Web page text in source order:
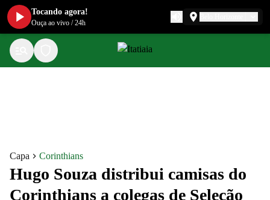
Capa Corinthians
Hugo Souza distribui camisas do
Corinthians a colegas de Seleção
Tocando agora!
Ouça ao vivo /24h